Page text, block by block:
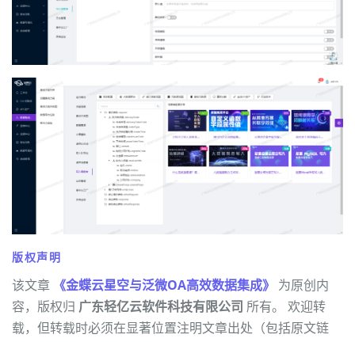
版权声明
该文章 《金蝶云星空与泛微OA高效数据集成》 为原创内
容，版权归 广东轻亿云软件科技有限公司 所有。 欢迎转
载，但转载时必须在显著位置注明文章出处（包括原文链